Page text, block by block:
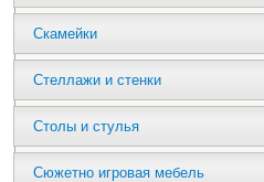
Скамейки
Стеллажи и стенки
Столы и стулья
Сюжетно игровая мебель